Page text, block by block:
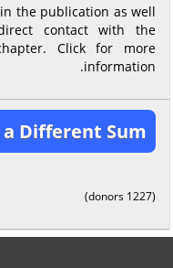
the publication as well
contact with the
Click for more
information.
Different Sum
(1227 donors)